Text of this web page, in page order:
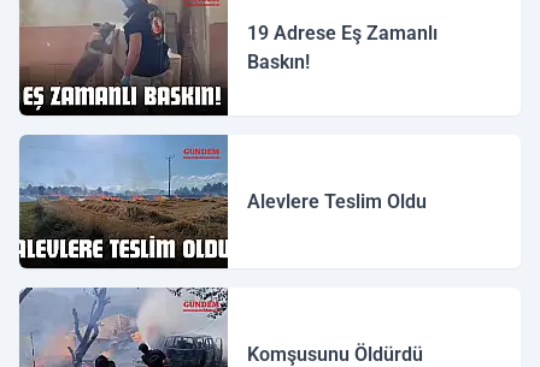
19 Adrese Eş Zamanlı
Baskın!
Alevlere Teslim Oldu
Komşusunu Öldürdü